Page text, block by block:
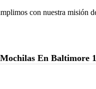
con nuestra misión
En Baltimore